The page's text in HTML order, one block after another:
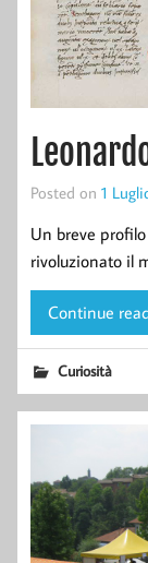
Posted on 1
Un breve
rivoluzionato il
Continue
Curiosità